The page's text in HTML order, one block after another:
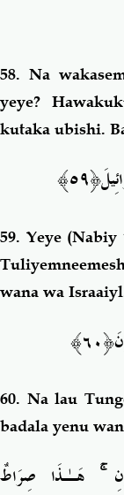
58. Na
yeye?
kutaka ubishi.
﴿٥٩﴾
59. Yeye (Nabiy
wana wa
﴿٦٠﴾
60. Na lau
badala yenu
ۚ هَـٰذَا صِرَاطٌ